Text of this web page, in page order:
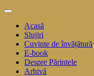
Sari
conținut
Meniu
principalAcasă
Slujiri
Cuvinte de învățătură
E-book
Despre Părintele
Arhivă